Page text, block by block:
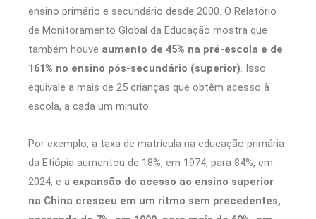
ensino primário e secundário desde 2000. O Relatório
de Monitoramento Global da Educação mostra que
também houve aumento de 45% na pré-escola e de
161% no ensino pós-secundário (superior). Isso
equivale a mais de 25 crianças que obtêm acesso à
escola, a cada um minuto.
Por exemplo, a taxa de matrícula na educação primária
da Etiópia aumentou de 18%, em 1974, para 84%, em
2024, e a expansão do acesso ao ensino superior
na China cresceu em um ritmo sem precedentes,